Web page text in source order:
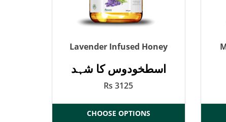
Lavender Infused Honey
اسطخودوس کا شہد
Rs 3125
CHOOSE OPTIONS